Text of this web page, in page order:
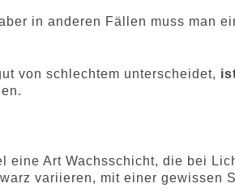
in anderen Fällen muss man
von schlechtem unterscheidet,
eine Art Wachsschicht, die bei
variieren, mit einer gewissen